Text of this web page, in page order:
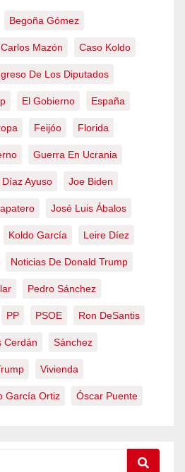
Begoña Gómez
Carlos Mazón Caso Koldo
De Los Diputados
El Gobierno España
Feijóo Florida
Guerra En Ucrania
Ayuso Joe Biden
José Luis Ábalos
Koldo García Leire Díez
Noticias De Donald Trump
Pedro Sánchez
PP PSOE Ron DeSantis
Cerdán Sánchez
Vivienda
García Ortiz Óscar Puente